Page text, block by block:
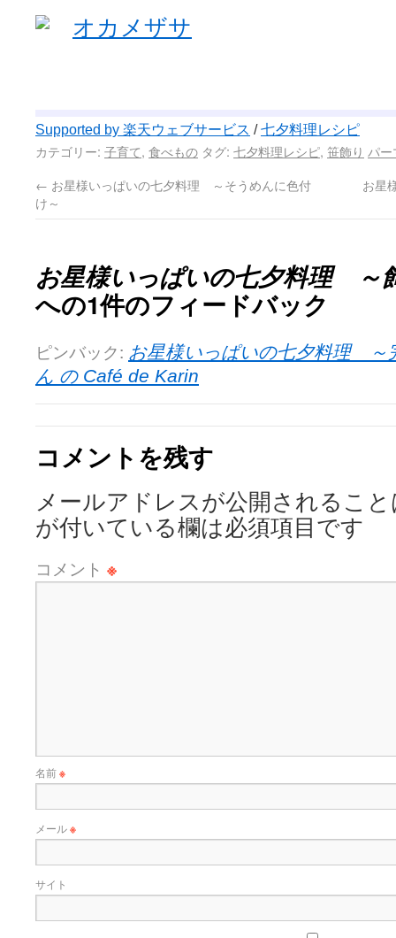
オカメザサ
Supported by 楽天ウェブサービス /七夕料理レシピ
カテゴリー: 子育て, 食べもの タグ: 七夕料理レシピ, 笹飾り パ
← お星様いっぱいの七夕料理 ～そうめんに色付
け～
お星
お星様いっぱいの七夕料理 ～
への1件のフィードバック
ピンバック: お星様いっぱいの七夕料理 ～
ん の Café de Karin
コメントを残す
メールアドレスが公開されるこ
が付いている欄は必須項目です
コメント ※
名前※
メール※
サイト